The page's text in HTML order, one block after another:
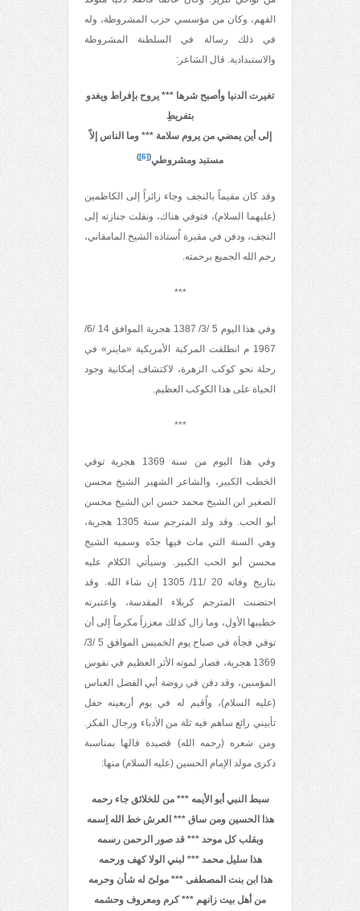
الفهم، وكان من مؤسسي حزب المشروطة، وله
في ذلك رسالة في السلطنة المشروطة
والاستبدادية. قال الشاعر:
تغيرت الدنيا وأصبح شرها *** يروح بإفراط ويغدو
بتفريطِ
إلى أين يمضي من يروم سلامة *** وما الناس إلاّ
مستبد ومشروطي(
[6]
)
وقد كان مقيماً بالنجف وجاء زائراً إلى الكاظمين
(عليهما السلام)، فتوفي هناك، ونقلت جنازته إلى
النجف، ودفن في مقبرة اُستاذه الشيخ المامقاني،
رحم الله الجميع برحمته.
***
وفي هذا اليوم 5 /3/ 1387 هجرية الموافق 14 /6/
1967 م انطلقت المركبة الأمريكية «ماينر» في
رحلة نحو كوكب الزهرة، لاكتشاف إمكانية وجود
الحياة على هذا الكوكب العظيم.
***
وفي هذا اليوم من سنة 1369 هجرية توفي
الخطب الكبير، والشاعر الشهير الشيخ محسن
الصغير ابن الشيخ محمد حسن ابن الشيخ محسن
أبو الحب. وقد ولد المترجم سنة 1305 هجرية،
وهي السنة التي مات فيها جدّه وسميه الشيخ
محسن أبو الحب الكبير. وسيأتي الكلام عليه
بتاريخ وفاته 20 /11/ 1305 إن شاء الله. وقد
احتضنت المترجم كربلاء المقدسة، واعتبرته
خطيبها الأول، وما زال كذلك معززاً مكرماً إلى أن
توفي فجأة في صباح يوم الخميس الموافق 5 /3/
1369 هجرية، فصار لموته الأثر العظيم في نفوس
المؤمنين، وقد دفن في روضة أبي الفضل العباس
(عليه السلام)، واُقيم له في يوم أربعينه حفل
تأبيني رائع ساهم فيه ثلة من الأدباء ورجال الفكر.
ومن شعره (رحمه الله) قصيدة قالها بمناسبة
ذكرى مولد الإمام الحسين (عليه السلام) منها:
سبط النبي أبو الأيمه *** من للخلائق جاء رحمه
هذا الحسين ومن ساق *** العرش خط الله اِسمه
وبقلب كل موحد *** قد صور الرحمن رسمه
هذا سليل محمد *** لبني الولا كهف ورحمه
هذا ابن بنت المصطفى *** مولىً له شأن وحرمه
من أهل بيت زانهم *** كرم ومعروف وحشمه